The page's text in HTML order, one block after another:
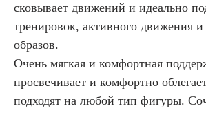
сковывает движений и идеально
тренировок, активного движения
образов.
Очень мягкая и комфортная
просвечивает и комфортно
подходят на любой тип фигуры.